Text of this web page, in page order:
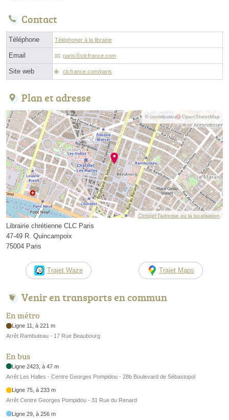
Contact
Téléphone Téléphoner à la librairie
Email parisⓐclcfrance.com
Site web clcfrance.com/paris
Plan et adresse
© contributeurs OpenStreetMap
Corriger l’adresse ou la localisation
Librairie chrétienne CLC Paris
47-49 R. Quincampoix
75004 Paris
Trajet Waze Trajet Maps
Venir en transports en commun
En métro
Ligne 11, à 221 m
Arrêt Rambuteau - 17 Rue Beaubourg
En bus
Ligne 2423, à 47 m
Arrêt Les Halles - Centre Georges Pompidou - 28b Boulevard de Sébastopol
Ligne 75, à 233 m
Arrêt Centre Georges Pompidou - 31 Rue du Renard
Ligne 29, à 256 m